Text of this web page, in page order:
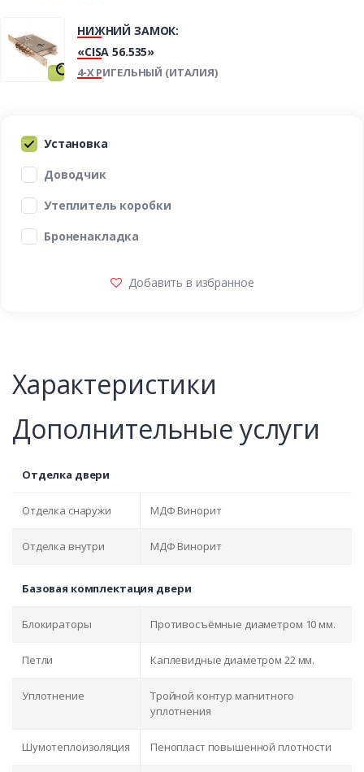
НИЖНИЙ ЗАМОК:
«CISA 56.535»
4-Х РИГЕЛЬНЫЙ (ИТАЛИЯ)
Установка
Доводчик
Утеплитель коробки
Броненакладка
Добавить в избранное
Характеристики
Дополнительные услуги
Отделка двери
Отделка снаружи МДФ Винорит
Отделка внутри МДФ Винорит
Базовая комплектация двери
Блокираторы Противосъёмные диаметром 10 мм.
Петли Каплевидные диаметром 22 мм.
Уплотнение
Тройной контур магнитного
уплотнения
Шумотеплоизоляция Пенопласт повышенной плотности